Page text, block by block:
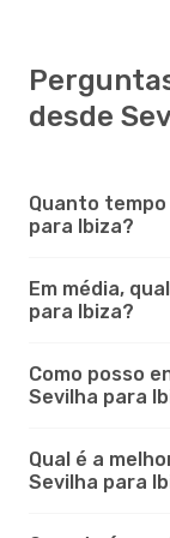
desde
Quanto
para Ibiza?
Em média,
para Ibiza?
Como posso
Sevilha para
Qual é a
Sevilha para